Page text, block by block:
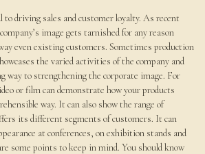
driving sales and customer loyalty. As recent
image gets tarnished for any reason
even existing customers. Sometimes production
the varied activities of the company and
way to strengthening the corporate image. For
or film can demonstrate how your products
way. It can also show the range of
its different segments of customers. It can
at conferences, on exhibition stands and
some points to keep in mind. You should know